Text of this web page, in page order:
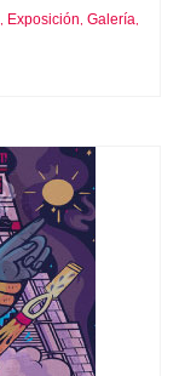
, Exposición, Galería,